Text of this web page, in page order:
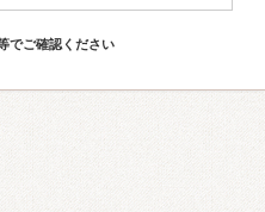
でご確認ください